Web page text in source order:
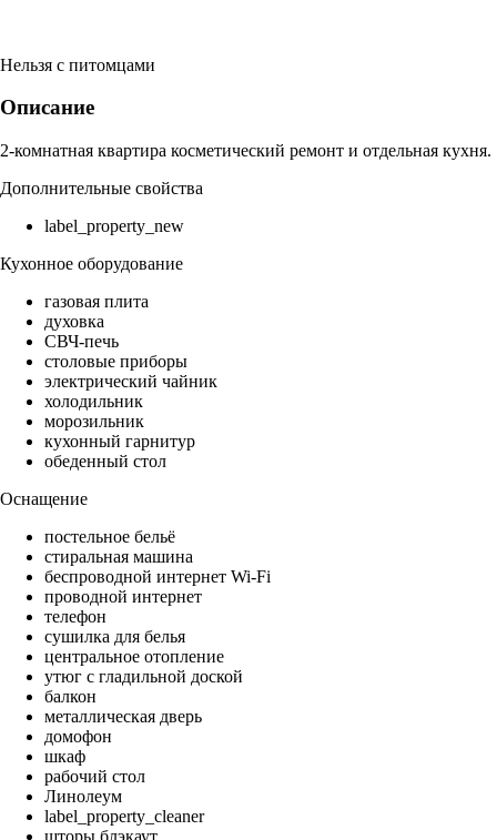
Нельзя с питомцами
Описание
2-комнатная квартира косметический ремонт и отдельная кухня.
Дополнительные свойства
label_property_new
Кухонное оборудование
газовая плита
духовка
СВЧ-печь
столовые приборы
электрический чайник
холодильник
морозильник
кухонный гарнитур
обеденный стол
Оснащение
постельное бельё
стиральная машина
беспроводной интернет Wi-Fi
проводной интернет
телефон
сушилка для белья
центральное отопление
утюг с гладильной доской
балкон
металлическая дверь
домофон
шкаф
рабочий стол
Линолеум
label_property_cleaner
шторы блэкаут